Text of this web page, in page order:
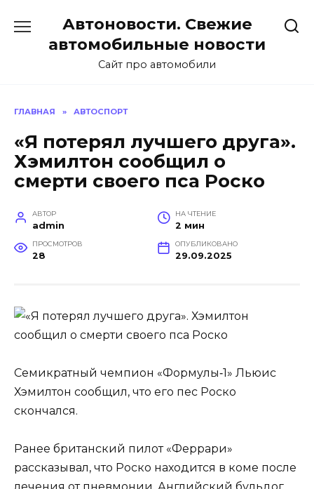
содержанию
Автоновости. Свежие
автомобильные новости
Сайт про автомобили
ГЛАВНАЯ » АВТОСПОРТ
«Я потерял лучшего друга».
Хэмилтон сообщил о
смерти своего пса Роско
АВТОР
admin
НА ЧТЕНИЕ
2 мин
ПРОСМОТРОВ
28
ОПУБЛИКОВАНО
29.09.2025
Семикратный чемпион «Формулы‑1» Льюис
Хэмилтон сообщил, что его пес Роско
скончался.
Ранее британский пилот «Феррари»
рассказывал, что Роско находится в коме после